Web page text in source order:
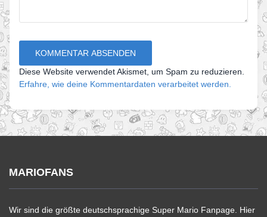
Diese Website verwendet Akismet, um Spam zu reduzieren.
Erfahre, wie deine Kommentardaten verarbeitet werden.
MARIOFANS
Wir sind die größte deutschsprachige Super Mario Fanpage. Hier